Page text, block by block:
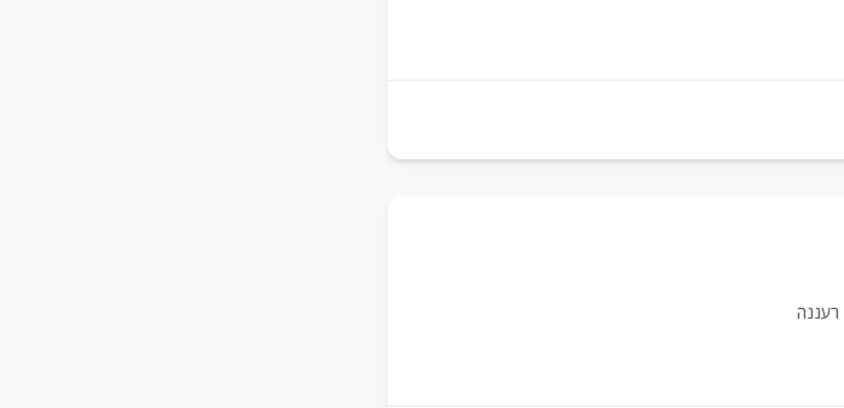
רעננה